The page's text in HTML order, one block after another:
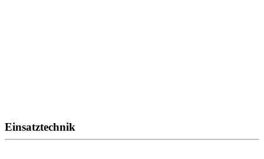
Einsatztechnik